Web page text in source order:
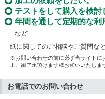
テストをして購入を検討
年間を通して定期的な利
など
紙に関してのご相談やご質問な
※お問い合わせの前に必ず当サイトに
上、御了承頂けます様お願いいたしま
お電話でのお問い合わせ